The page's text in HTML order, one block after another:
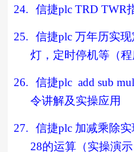
24. 信捷plc TRD TWR
25. 信捷plc万年历实
灯，定时停机等（程
26. 信捷plc add sub
令讲解及实操应用
27. 信捷plc 加减乘除实
28的运算（实操演示